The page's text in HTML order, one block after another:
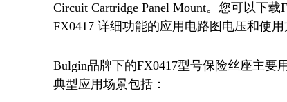
Circuit Cartridge Panel Mount。您可以下
FX0417 详细功能的应用电路图电压和使用
Bulgin品牌下的FX0417型号保险丝座主
典型应用场景包括：